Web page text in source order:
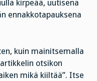
kirpeää, uutisena
ennakkotapauksena
kuin mainitsemalla
otsikon
mikä kiiltää”. Itse